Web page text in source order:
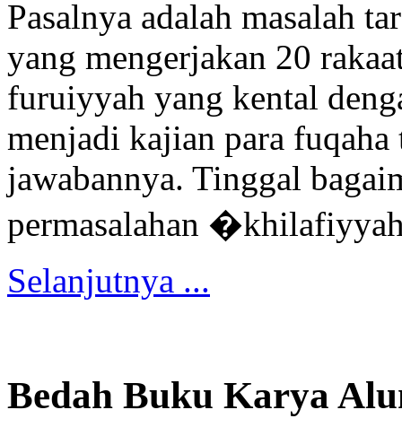
Pasalnya adalah masalah
yang mengerjakan 20
furuiyyah yang kental
menjadi kajian para
jawabannya. Tinggal
permasalahan
Selanjutnya ...
Bedah Buku Karya